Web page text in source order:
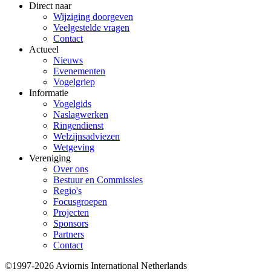
Direct naar
Wijziging doorgeven
Veelgestelde vragen
Contact
Actueel
Nieuws
Evenementen
Vogelgriep
Informatie
Vogelgids
Naslagwerken
Ringendienst
Welzijnsadviezen
Wetgeving
Vereniging
Over ons
Bestuur en Commissies
Regio's
Focusgroepen
Projecten
Sponsors
Partners
Contact
©1997-2026 Aviornis International Netherlands